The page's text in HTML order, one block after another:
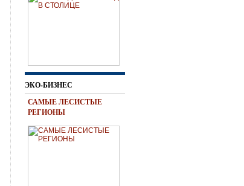
ЭКО-БИЗНЕС
САМЫЕ ЛЕСИСТЫЕ
РЕГИОНЫ